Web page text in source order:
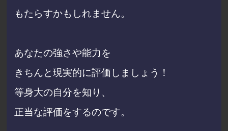
もたらすかもしれません。
あなたの強さや能力を
きちんと現実的に評価しましょう！
等身大の自分を知り、
正当な評価をするのです。